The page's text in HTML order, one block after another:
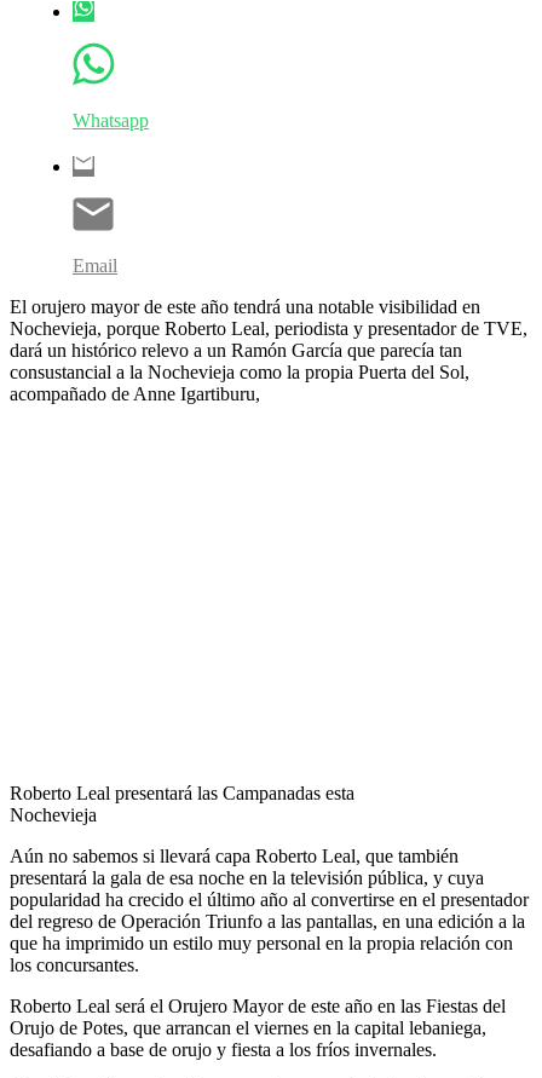
Whatsapp
Email
El orujero mayor de este año tendrá una notable visibilidad en
Nochevieja, porque Roberto Leal, periodista y presentador de TVE,
dará un histórico relevo a un Ramón García que parecía tan
consustancial a la Nochevieja como la propia Puerta del Sol,
acompañado de Anne Igartiburu,
Roberto Leal presentará las Campanadas esta
Nochevieja
Aún no sabemos si llevará capa Roberto Leal, que también
presentará la gala de esa noche en la televisión pública, y cuya
popularidad ha crecido el último año al convertirse en el presentador
del regreso de Operación Triunfo a las pantallas, en una edición a la
que ha imprimido un estilo muy personal en la propia relación con
los concursantes.
Roberto Leal será el Orujero Mayor de este año en las Fiestas del
Orujo de Potes, que arrancan el viernes en la capital lebaniega,
desafiando a base de orujo y fiesta a los fríos invernales.